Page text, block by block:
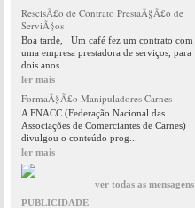
RescisÃ£o de Contrato PrestaÃ§Ã£o de
ServiÃ§os
Boa tarde, Um café fez um contrato com
uma empresa prestadora de serviços, para
dois anos. ...
ler mais
FormaÃ§Ã£o Manipuladores Carnes
A FNACC (Federação Nacional das
Associações de Comerciantes de Carnes)
divulgou o conteúdo prog...
ler mais
ver todas as mensagens
PUBLICIDADE